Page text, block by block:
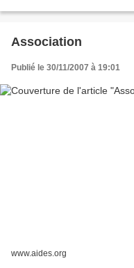
Association
Publié le 30/11/2007 à 19:01
www.aides.org